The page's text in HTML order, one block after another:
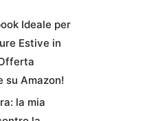
Ideale per
Estive in
su Amazon!
la mia